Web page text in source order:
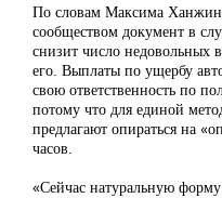
По словам Максима
сообществом документ в
снизит число недовольных
его. Выплаты по ущербу
свою ответственность по
потому что для единой
предлагают опираться на
часов.
«Сейчас натуральную